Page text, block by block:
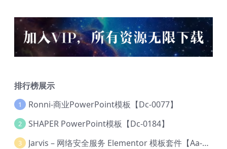
排行榜展示
1 Ronni-商业PowerPoint模板【Dc-0077】
2 SHAPER PowerPoint模板【Dc-0184】
3 Jarvis – 网络安全服务 Elementor 模板套件【Aa-0035】